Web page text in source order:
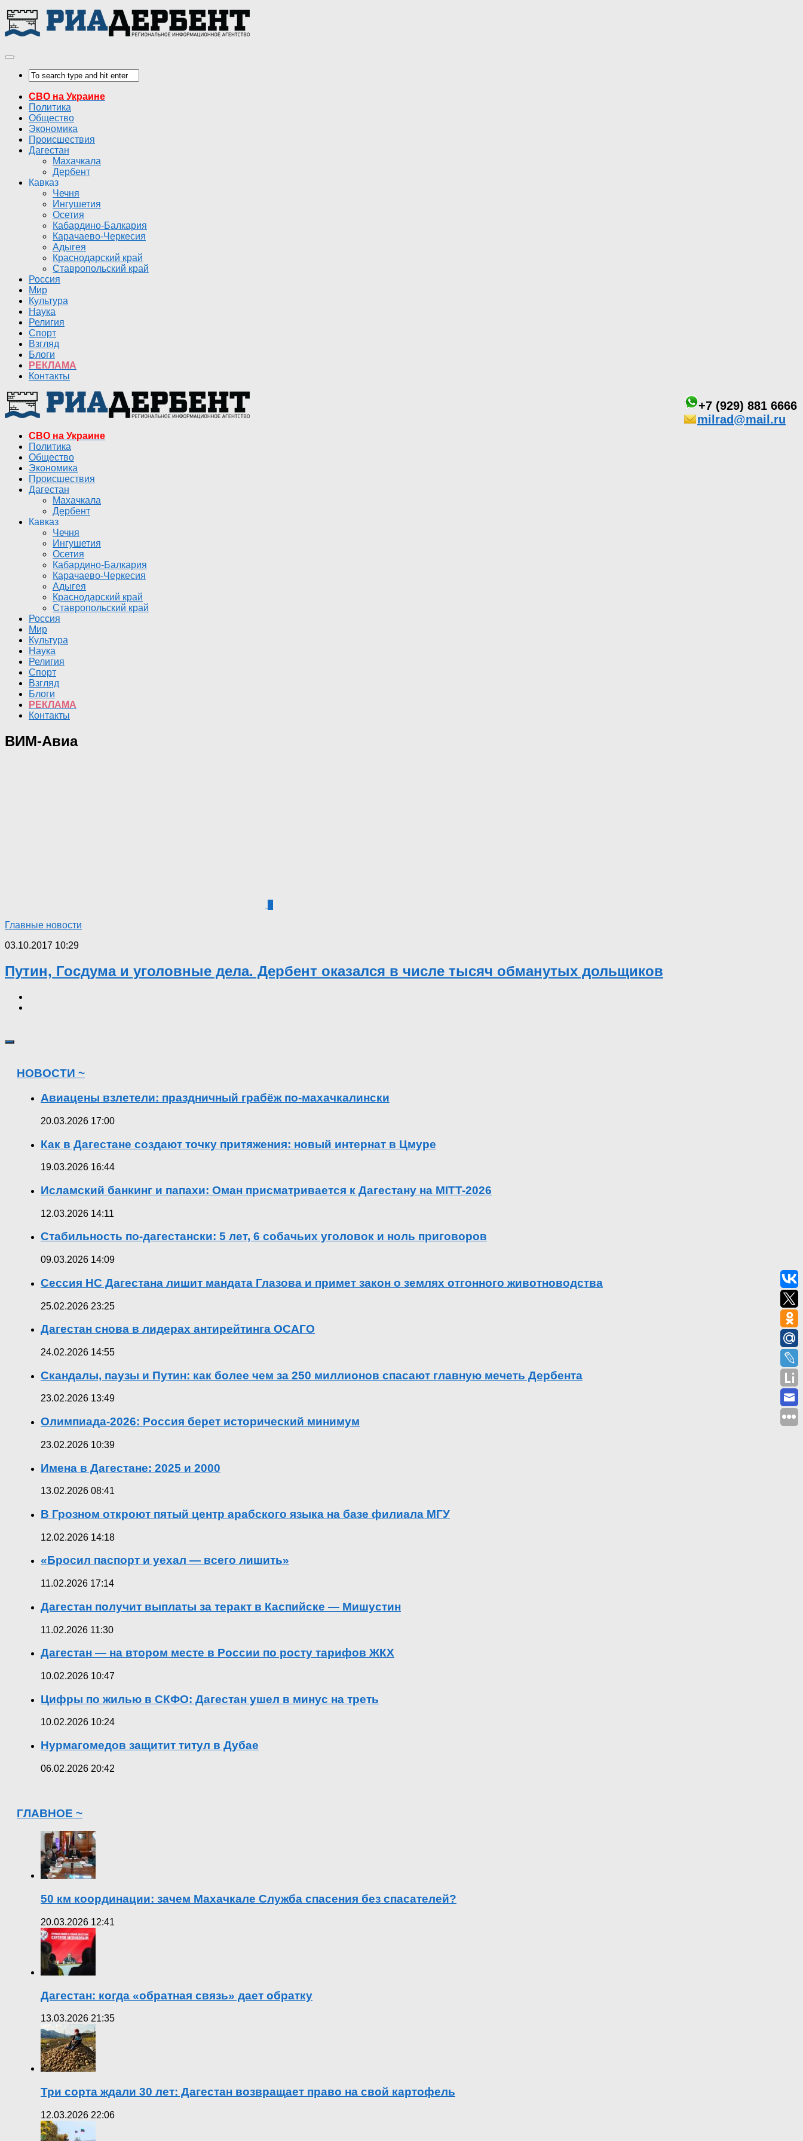
СВО на Украине
Политика
Общество
Экономика
Происшествия
Дагестан
Махачкала
Дербент
Кавказ
Чечня
Ингушетия
Осетия
Кабардино-Балкария
Карачаево-Черкесия
Адыгея
Краснодарский край
Ставропольский край
Россия
Мир
Культура
Наука
Религия
Спорт
Взгляд
Блоги
РЕКЛАМА
Контакты
+7 (929) 881 6666
milrad@mail.ru
СВО на Украине
Политика
Общество
Экономика
Происшествия
Дагестан
Махачкала
Дербент
Кавказ
Чечня
Ингушетия
Осетия
Кабардино-Балкария
Карачаево-Черкесия
Адыгея
Краснодарский край
Ставропольский край
Россия
Мир
Культура
Наука
Религия
Спорт
Взгляд
Блоги
РЕКЛАМА
Контакты
ВИМ-Авиа
Главные новости
03.10.2017 10:29
Путин, Госдума и уголовные дела. Дербент оказался в числе тысяч обманутых дольщиков
НОВОСТИ ~
Авиацены взлетели: праздничный грабёж по-махачкалински
20.03.2026 17:00
Как в Дагестане создают точку притяжения: новый интернат в Цмуре
19.03.2026 16:44
Исламский банкинг и папахи: Оман присматривается к Дагестану на MITT-2026
12.03.2026 14:11
Стабильность по-дагестански: 5 лет, 6 собачьих уголовок и ноль приговоров
09.03.2026 14:09
Сессия НС Дагестана лишит мандата Глазова и примет закон о землях отгонного животноводства
25.02.2026 23:25
Дагестан снова в лидерах антирейтинга ОСАГО
24.02.2026 14:55
Скандалы, паузы и Путин: как более чем за 250 миллионов спасают главную мечеть Дербента
23.02.2026 13:49
Олимпиада-2026: Россия берет исторический минимум
23.02.2026 10:39
Имена в Дагестане: 2025 и 2000
13.02.2026 08:41
В Грозном откроют пятый центр арабского языка на базе филиала МГУ
12.02.2026 14:18
«Бросил паспорт и уехал — всего лишить»
11.02.2026 17:14
Дагестан получит выплаты за теракт в Каспийске — Мишустин
11.02.2026 11:30
Дагестан — на втором месте в России по росту тарифов ЖКХ
10.02.2026 10:47
Цифры по жилью в СКФО: Дагестан ушел в минус на треть
10.02.2026 10:24
Нурмагомедов защитит титул в Дубае
06.02.2026 20:42
ГЛАВНОЕ ~
50 км координации: зачем Махачкале Служба спасения без спасателей?
20.03.2026 12:41
Дагестан: когда «обратная связь» дает обратку
13.03.2026 21:35
Три сорта ждали 30 лет: Дагестан возвращает право на свой картофель
12.03.2026 22:06